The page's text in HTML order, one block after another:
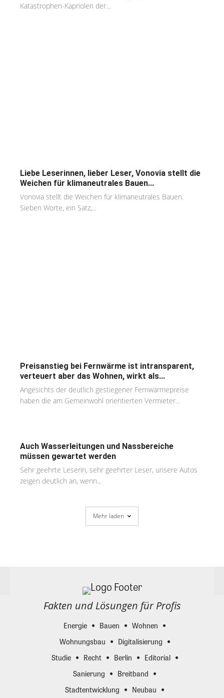
Katastrophen-Kapriolen der...
Liebe Leserinnen, lieber Leser, Vonovia stellt die
Weichen für klimaneutrales Bauen...
Vonovia stellt die Weichen für klimaneutrales Bauen.
Sieben Worte, ein Satz,...
Preisanstieg bei Fernwärme ist intransparent,
verteuert aber das Wohnen, wirkt als...
Angesichts der deutlich gestiegener Fernwärmepreise
haben die am Gemeinwohl orientierten Vermieter...
Auch Wasserleitungen und Nassbereiche
müssen gewartet werden
Sehr geehrte Leserin, sehr geehrter Leser, unsere Autos
zeigen deutlich an, wenn...
Mehr laden
Fakten und Lösungen für Profis
Energie Bauen
Wohnen
Wohnungsbau
Digitalisierung
Studie
Recht Berlin
Editorial
Sanierung
Breitband
Stadtentwicklung
Neubau